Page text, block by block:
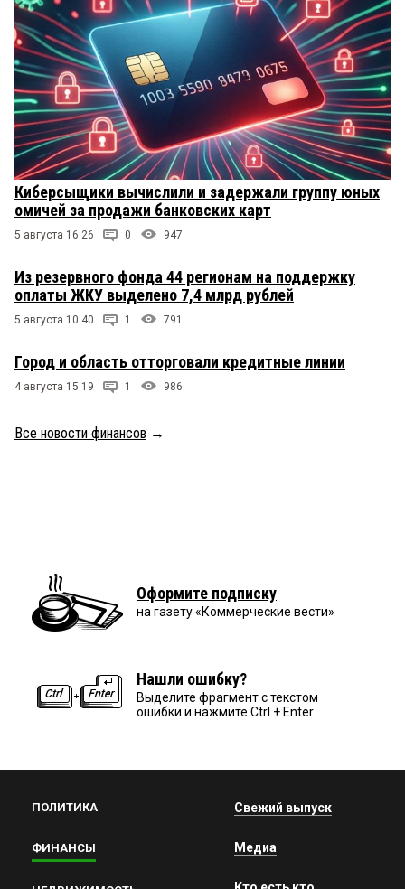
Киберсыщики вычислили и задержали группу юных
омичей за продажи банковских карт
5 августа 16:26 0 947
Из резервного фонда 44 регионам на поддержку
оплаты ЖКУ выделено 7,4 млрд рублей
5 августа 10:40 1 791
Город и область отторговали кредитные линии
4 августа 15:19 1 986
Все новости финансов →
Оформите подписку
на газету «Коммерческие вести»
Нашли ошибку?
Выделите фрагмент с текстом
ошибки и нажмите Ctrl + Enter.
ПОЛИТИКА
ФИНАНСЫ
Свежий выпуск
Медиа